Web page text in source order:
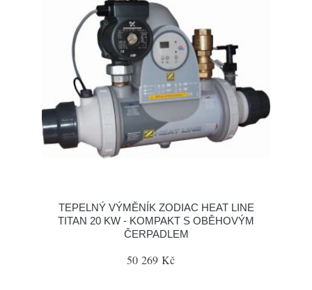
TEPELNÝ VÝMĚNÍK ZODIAC HEAT LINE
TITAN 20 KW - KOMPAKT S OBĚHOVÝM
ČERPADLEM
50 269 Kč